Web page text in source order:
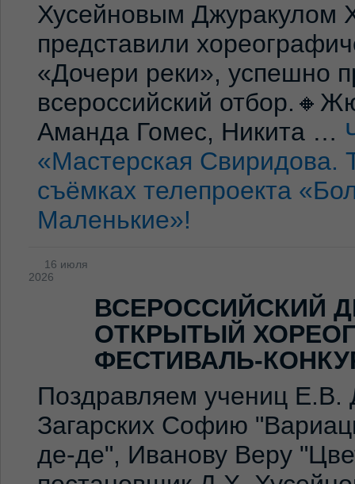
Хусейновым Джуракулом
представили
«Дочери реки», успешно
всероссийский
Аманда Гомес, Никита …
«Мастерская Свиридова.
съёмках телепроекта
Маленькие»!
16 июля
2026
ВСЕРОССИЙСКИЙ
ОТКРЫТЫЙ
ФЕСТИВАЛЬ-
Поздравляем учениц Е.В.
Загарских Софию
де-де", Иванову Веру